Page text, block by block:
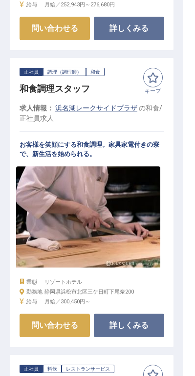
給与 月給／252,943円～ 276,680円
問い合わせる 詳しくみる
キープ
正社員 調理（調理師） 和食
和食調理スタッフ
求人情報： 浜名湖レークサイドプラザの和食/
正社員求人
お客様を笑顔にする和食調理。家具家電付きの寮
で、新生活を始められる。
業態
リゾートホテル
勤務地 静岡県浜松市北区三ケ日町下尾奈200
給与
月給／300,450円～
問い合わせる 詳しくみる
正社員 料飲 レストランサービス